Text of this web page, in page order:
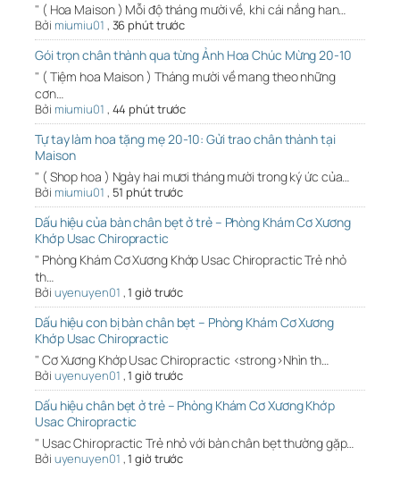
" ( Hoa Maison ) Mỗi độ tháng mười về, khi cái nắng han…
Bởi miumiu01 , 36 phút trước
Gói trọn chân thành qua từng Ảnh Hoa Chúc Mừng 20-10
" ( Tiệm hoa Maison ) Tháng mười về mang theo những
cơn…
Bởi miumiu01 , 44 phút trước
Tự tay làm hoa tặng mẹ 20-10: Gửi trao chân thành tại
Maison
" ( Shop hoa ) Ngày hai mươi tháng mười trong ký ức của…
Bởi miumiu01 , 51 phút trước
Dấu hiệu của bàn chân bẹt ở trẻ – Phòng Khám Cơ Xương
Khớp Usac Chiropractic
" Phòng Khám Cơ Xương Khớp Usac Chiropractic Trẻ nhỏ
th…
Bởi uyenuyen01 ,1 giờ trước
Dấu hiệu con bị bàn chân bẹt – Phòng Khám Cơ Xương
Khớp Usac Chiropractic
" Cơ Xương Khớp Usac Chiropractic <strong>Nhìn th…
Bởi uyenuyen01 ,1 giờ trước
Dấu hiệu chân bẹt ở trẻ – Phòng Khám Cơ Xương Khớp
Usac Chiropractic
" Usac Chiropractic Trẻ nhỏ với bàn chân bẹt thường gặp…
Bởi uyenuyen01 ,1 giờ trước